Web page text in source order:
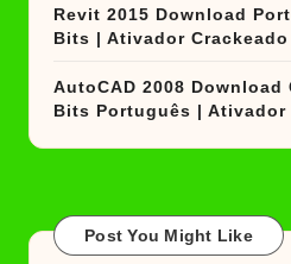
Revit 2015 Download
Bits | Ativador Crackeado
AutoCAD 2008 Download
Bits Português | Ativador
Post You Might Like